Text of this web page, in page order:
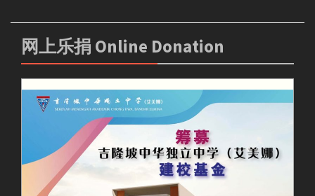
网上乐捐 Online Donation